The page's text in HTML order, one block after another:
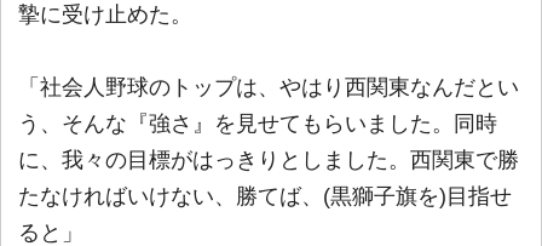
摯に受け止めた。
「社会人野球のトップは、やはり西関東なんだとい
う、そんな『強さ』を見せてもらいました。同時
に、我々の目標がはっきりとしました。西関東で勝
たなければいけない、勝てば、(黒獅子旗を)目指せ
ると」